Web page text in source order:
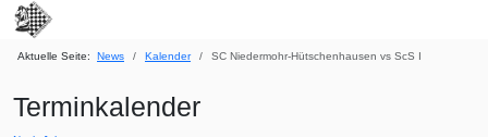
Aktuelle Seite: News Kalender SC Niedermohr-Hütschenhausen vs ScS I
Terminkalender